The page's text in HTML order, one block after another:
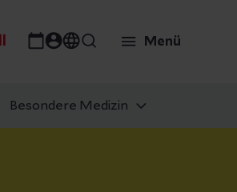
Menü
Besondere Medizin